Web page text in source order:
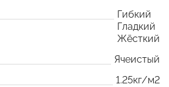
Гибкий
Гладкий
Жёсткий
Ячеистый
1.25кг/м2